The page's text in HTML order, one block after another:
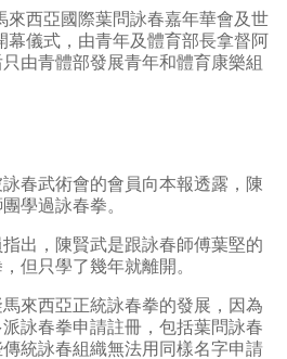
來西亞國際葉問詠春嘉年華會及世
幕儀式，由青年及體育部長拿督阿
由青體部發展青年和體育康樂組
春武術會的會員向本報透露，陳
學過詠春拳。
出，陳賢武是跟詠春師傅葉堅的
但只學了幾年就離開。
來西亞正統詠春拳的發展，因為
詠春拳申請註冊，包括葉問詠春
統詠春組織無法用同樣名字申請